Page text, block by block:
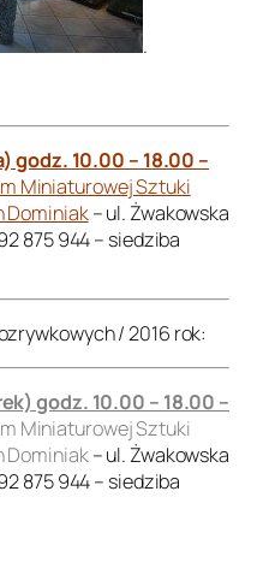
.
godz. 10.00 – 18.00 –
Miniaturowej Sztuki
Dominiak– ul. Żwakowska
875 944 – siedziba
/ 2016 rok:
godz. 10.00 – 18.00 –
Miniaturowej Sztuki
Dominiak– ul. Żwakowska
875 944 – siedziba